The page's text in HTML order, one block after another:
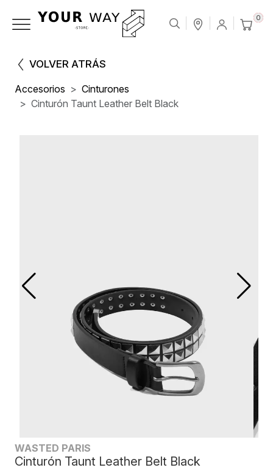
0
VOLVER ATRÁS
Accesorios
Cinturones
Cinturón Taunt Leather Belt Black
WASTED PARIS
Cinturón Taunt Leather Belt Black